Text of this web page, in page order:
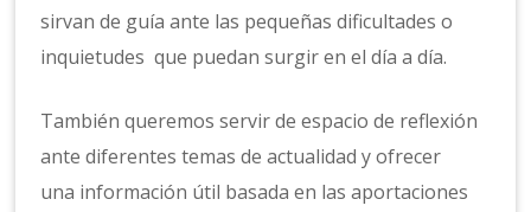
sirvan de guía ante las pequeñas dificultades o
inquietudes que puedan surgir en el día a día.
También queremos servir de espacio de reflexión
ante diferentes temas de actualidad y ofrecer
una información útil basada en las aportaciones